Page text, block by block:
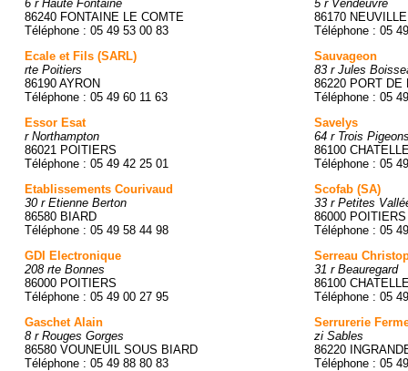
6 r Haute Fontaine
86240 FONTAINE LE COMTE
Téléphone : 05 49 53 00 83
Ecale et Fils (SARL)
rte Poitiers
86190 AYRON
Téléphone : 05 49 60 11 63
Essor Esat
r Northampton
86021 POITIERS
Téléphone : 05 49 42 25 01
Etablissements Courivaud
30 r Etienne Berton
86580 BIARD
Téléphone : 05 49 58 44 98
GDI Electronique
208 rte Bonnes
86000 POITIERS
Téléphone : 05 49 00 27 95
Gaschet Alain
8 r Rouges Gorges
86580 VOUNEUIL SOUS BIARD
Téléphone : 05 49 88 80 83
5 r Vendeuvre
86170
Téléphone : 05
Sauvageon
83 r Jules
86220 PORT DE
Téléphone : 05
Savelys
64 r Trois
86100
Téléphone : 05
Scofab (SA)
33 r Petites
86000 POITIERS
Téléphone : 05
Serreau
31 r Beauregard
86100
Téléphone : 05
Serrurerie
zi Sables
86220
Téléphone : 05